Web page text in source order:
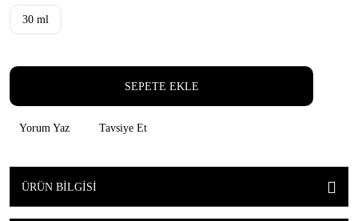
30 ml
SEPETE EKLE
Yorum Yaz Tavsiye Et
ÜRÜN BILGISI